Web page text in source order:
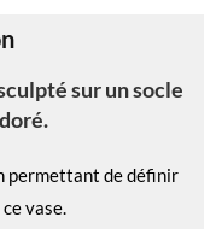
sur un socle
permettant de définir
vase.